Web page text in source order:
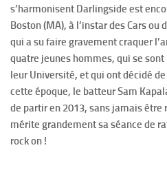
s’harmonisent Darlingside est
Boston (MA), à l’instar des Cars
qui a su faire gravement craquer
quatre jeunes hommes, qui se
leur Université, et qui ont décidé
cette époque, le batteur Sam
de partir en 2013, sans jamais être
mérite grandement sa séance de
rock on !